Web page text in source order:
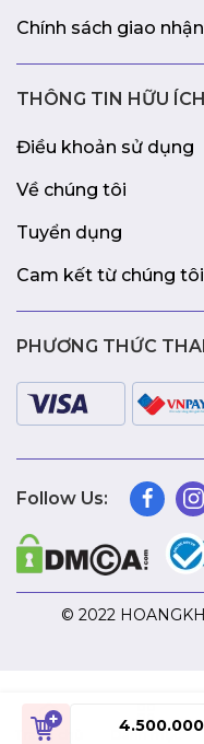
4.500.000
Chính sách giao nhận
THÔNG TIN HỮU ÍCH
Điều khoản sử dụng
Về chúng tôi
Tuyển dụng
Cam kết từ chúng tôi
PHƯƠNG THỨC
Follow Us:
© 2022
Trang chủ Danh mục